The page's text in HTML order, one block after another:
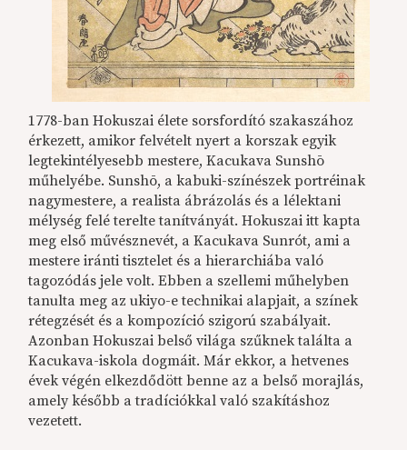
1778-ban Hokuszai élete sorsfordító szakaszához
érkezett, amikor felvételt nyert a korszak egyik
legtekintélyesebb mestere, Kacukava Sunshō
műhelyébe. Sunshō, a kabuki-színészek portréinak
nagymestere, a realista ábrázolás és a lélektani
mélység felé terelte tanítványát. Hokuszai itt kapta
meg első művésznevét, a Kacukava Sunrót, ami a
mestere iránti tisztelet és a hierarchiába való
tagozódás jele volt. Ebben a szellemi műhelyben
tanulta meg az ukiyo-e technikai alapjait, a színek
rétegzését és a kompozíció szigorú szabályait.
Azonban Hokuszai belső világa szűknek találta a
Kacukava-iskola dogmáit. Már ekkor, a hetvenes
évek végén elkezdődött benne az a belső morajlás,
amely később a tradíciókkal való szakításhoz
vezetett.